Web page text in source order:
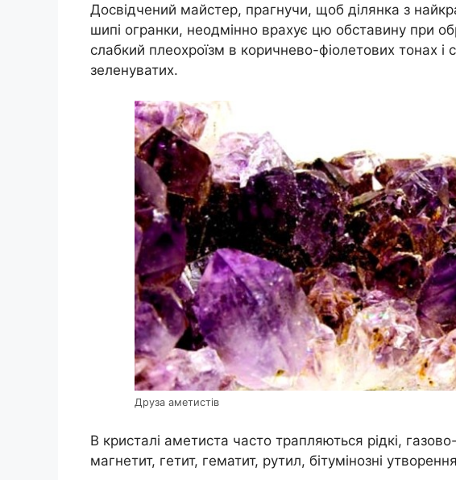
Досвідчений майстер, прагнучи, щоб ділянка з
шипі огранки, неодмінно врахує цю обставину при
слабкий плеохроїзм в коричнево-фіолетових тонах і
зеленуватих.
Друза аметистів
В кристалі аметиста часто трапляються рідкі,
магнетит, гетит, гематит, рутил, бітумінозні